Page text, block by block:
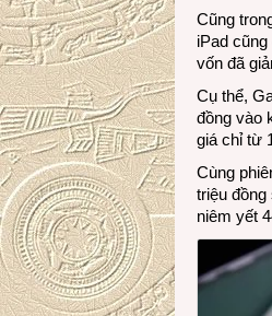
Cũng
iPad
vốn đã
Cụ thể,
đồng vào
giá chỉ từ
Cùng
triệu
niêm yết